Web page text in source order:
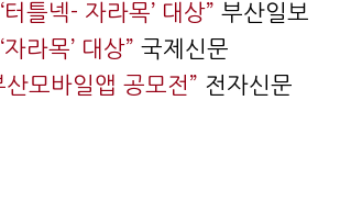
틀넥- 자라목’ 대상” 부산일보
라목’ 대상” 국제신문
모바일앱 공모전” 전자신문